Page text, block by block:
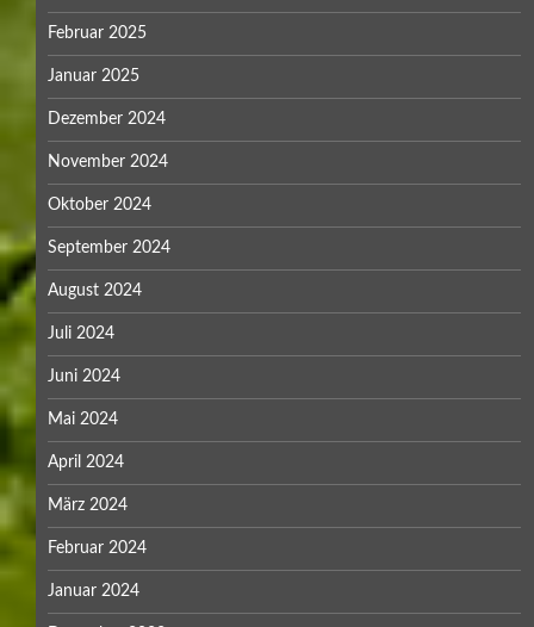
Februar 2025
Januar 2025
Dezember 2024
November 2024
Oktober 2024
September 2024
August 2024
Juli 2024
Juni 2024
Mai 2024
April 2024
März 2024
Februar 2024
Januar 2024